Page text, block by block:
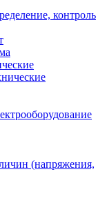
контроль
(напряжения,